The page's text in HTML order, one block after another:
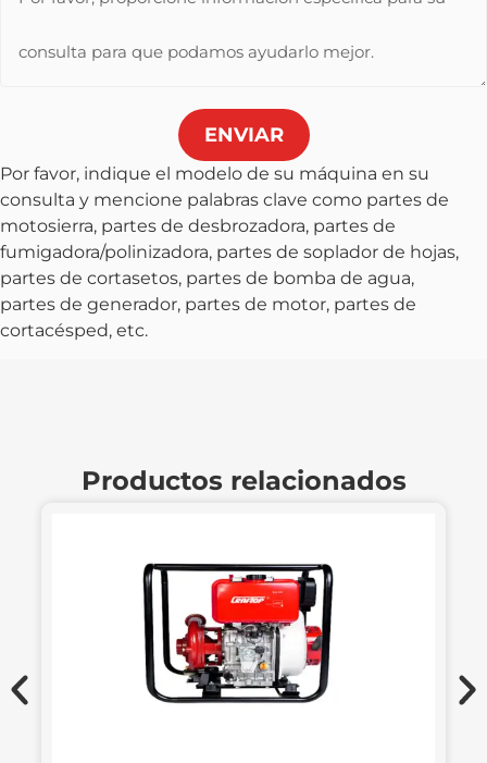
ENVIAR
Por favor, indique el modelo de su máquina en su
consulta y mencione palabras clave como partes de
motosierra, partes de desbrozadora, partes de
fumigadora/polinizadora, partes de soplador de hojas,
partes de cortasetos, partes de bomba de agua,
partes de generador, partes de motor, partes de
cortacésped, etc.
Productos relacionados